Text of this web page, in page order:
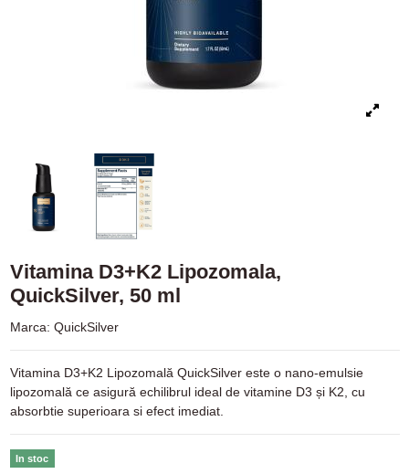
Vitamina D3+K2 Lipozomala,
QuickSilver, 50 ml
Marca: QuickSilver
Vitamina D3+K2 Lipozomală QuickSilver este o nano-emulsie
lipozomală ce asigură echilibrul ideal de vitamine D3 și K2, cu
absorbtie superioara si efect imediat.
In stoc